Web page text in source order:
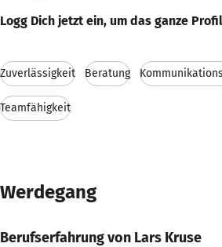
Logg Dich jetzt ein, um das ganze
Zuverlässigkeit Beratung
Teamfähigkeit
Werdegang
Berufserfahrung von Lars Kruse